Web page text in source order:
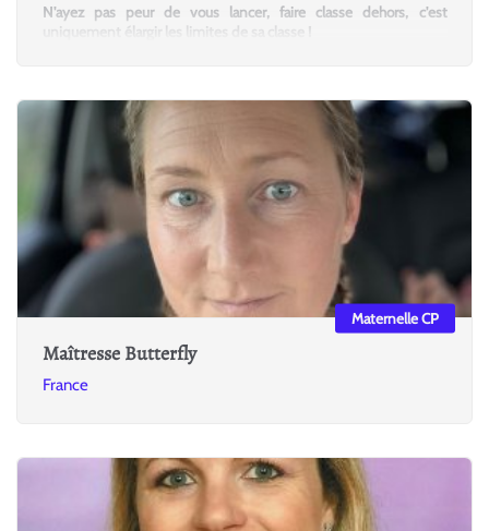
N'ayez pas peur de vous lancer, faire classe dehors, c'est
uniquement élargir les limites de sa classe !
Maîtresse Butterfly
France
Maternelle CP